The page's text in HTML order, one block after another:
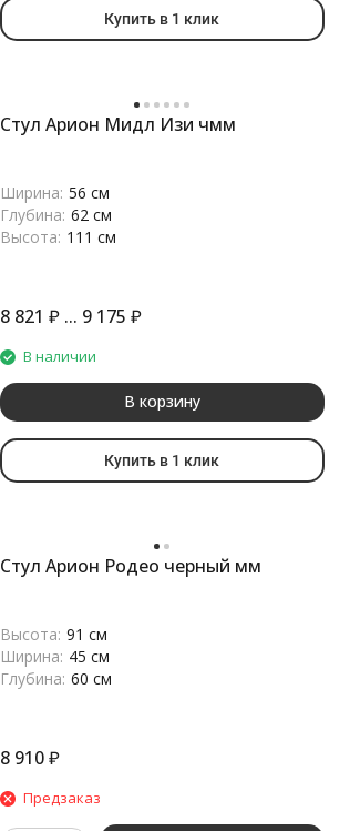
Купить в 1 клик
Стул Арион Мидл Изи чмм
Ширина: 56 см
Глубина: 62 см
Высота: 111 см
8 821 ₽... 9 175 ₽
В наличии
В корзину
Купить в 1 клик
Стул Арион Родео черный мм
Высота: 91 см
Ширина: 45 см
Глубина: 60 см
8 910₽
Предзаказ